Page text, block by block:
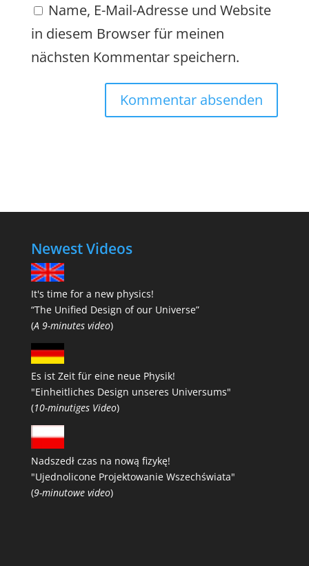
Name, E-Mail-Adresse und Website
in diesem Browser für meinen
nächsten Kommentar speichern.
Newest Videos
It's time for a new physics!
“The Unified Design of our Universe”
(A 9-minutes video)
Es ist Zeit für eine neue Physik!
"Einheitliches Design unseres Universums"
(10-minutiges Video)
Nadszedł czas na nową fizykę!
"Ujednolicone Projektowanie Wszechświata"
(9-minutowe video)